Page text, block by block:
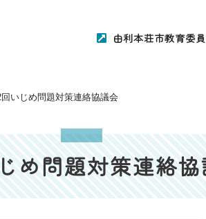
由利本荘市教育委
いじめ問題対策連絡協議会
め問題対策連絡